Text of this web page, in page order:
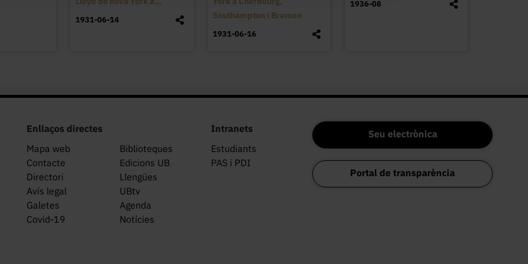
1931-06-14
Southampton i Bremen
1931-06-16
1936-08
Enllaços directes
Mapa web
Biblioteques
Contacte
Edicions UB
Directori
Llengües
Avís legal
UBtv
Galetes
Agenda
Covid-19
Notícies
Intranets
Estudiants
PAS i PDI
Seu electrònica
Portal de transparència